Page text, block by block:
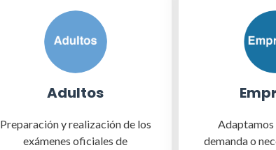
Adultos
Preparación y realización de los
exámenes oficiales de
Adaptamos
demanda o